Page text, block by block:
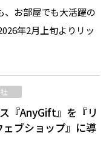
、お部屋でも大活躍の
年2月上旬よりリッ
『AnyGift』を『リ
ェブショップ』に導